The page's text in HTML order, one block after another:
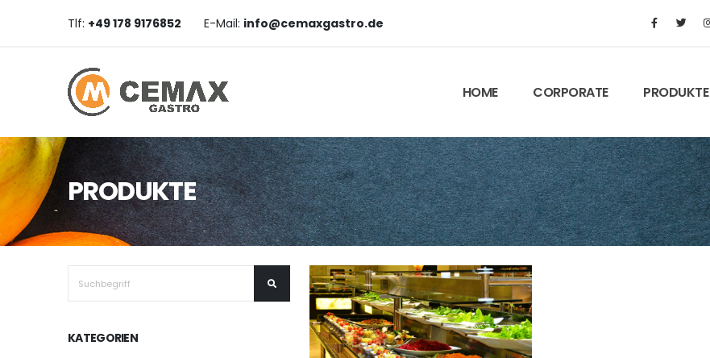
Tlf: +49 178 9176852 E-Mail: info@cemaxgastro.de
HOME CORPORATE PRODUKTE
PRODUKTE
KATEGORIEN